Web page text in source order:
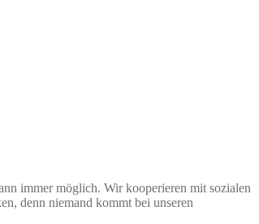
immer möglich. Wir kooperieren mit sozialen
denn niemand kommt bei unseren